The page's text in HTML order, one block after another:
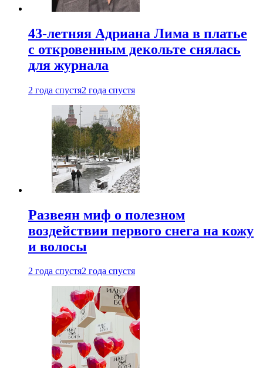
43-летняя Адриана Лима в платье
с откровенным декольте снялась
для журнала
2 года спустя2 года спустя
Развеян миф о полезном
воздействии первого снега на кожу
и волосы
2 года спустя2 года спустя